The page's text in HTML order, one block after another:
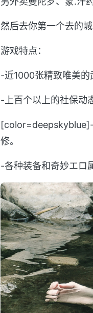
然后去你第一个去的
游戏特点：
-近1000张精致唯美的
-上百个以上的社保动
修。
-各种装备和奇妙エロ